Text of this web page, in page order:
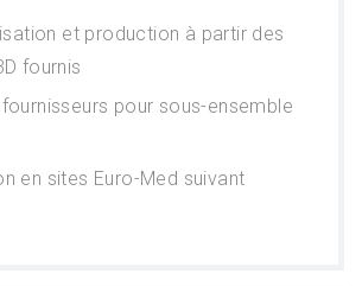
et production à partir des
fournis
pour sous-ensemble
en sites Euro-Med suivant